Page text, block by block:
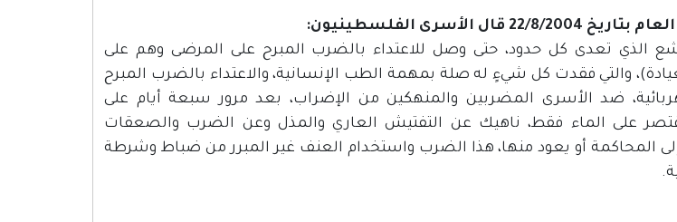
الأسرى الفلسطينيون:
الذي تعدى كل حدود، حتى وصل للاعتداء بالضرب المبرح على المرضى وهم على
والتي فقدت كل شيءٍ له صلة بمهمة الطب الإنسانية، والاعتداء بالضرب المبرح
ضد الأسرى المضربين والمنهكين من الإضراب، بعد مرور سبعة أيام على
على الماء فقط، ناهيك عن التفتيش العاري والمذل وعن الضرب والصعقات
إلى المحاكمة أو يعود منها، هذا الضرب واستخدام العنف غير المبرر من ضباط وشرطة